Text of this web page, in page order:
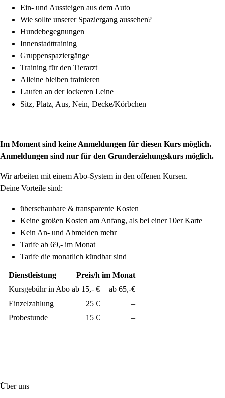
Ein- und Aussteigen aus dem Auto
Wie sollte unserer Spaziergang aussehen?
Hundebegegnungen
Innenstadttraining
Gruppenspaziergänge
Training für den Tierarzt
Alleine bleiben trainieren
Laufen an der lockeren Leine
Sitz, Platz, Aus, Nein, Decke/Körbchen
Im Moment sind keine Anmeldungen für diesen Kurs möglich.
Anmeldungen sind nur für den Grunderziehungskurs möglich.
Wir arbeiten mit einem Abo-System in den offenen Kursen.
Deine Vorteile sind:
überschaubare & transparente Kosten
Keine großen Kosten am Anfang, als bei einer 10er Karte
Kein An- und Abmelden mehr
Tarife ab 69,- im Monat
Tarife die monatlich kündbar sind
Dienstleistung Preis/h im Monat
Kursgebühr in Abo ab 15,- €
ab 65,-€
Einzelzahlung
25 €
–
Probestunde
15 € –
Über uns